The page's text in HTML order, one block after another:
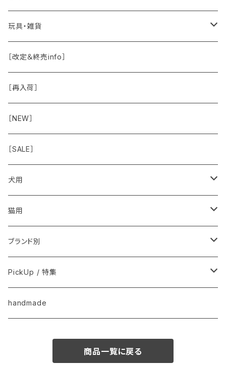
保湿剤
除菌
おくち・おめめ・おみみ
おくち
おめめ
ブラシと雑貨
その他（乳製品・果物野菜）
Natural Marche
ちょこっとシリーズ
◾️躾トレーニングに
◾️長く楽しむ用
◾️特別なご褒美/嗜好性高
関節・骨
おめめ
おなか
臓-肝腎心膵
免疫力・健康維持
こころ・脳
手作り補助
ウェット・お惣菜
ドライ
玩具・雑貨
ノーズワーク・玩具
お散歩用品
オーナー雑貨
［改定＆終売info］
［再入荷］
［NEW］
［SALE］
犬用
フードおやつ
用品
猫用
フードおやつ
用品
ブランド別
Anima Strath
Animal Essentials
PickUp / 特集
換毛期におすすめ
handmade
商品一覧に戻る